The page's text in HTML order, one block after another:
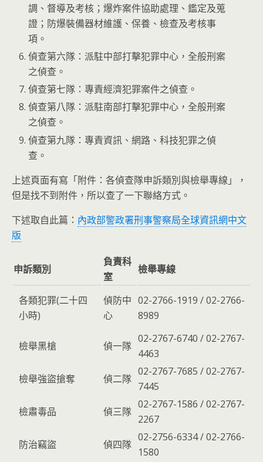
調、督導及考核；爆炸案件協助處理、鑑定及蒐
證；防爆裝備器材維護、保養、檢查及考核事
項。
偵查第六隊：派駐中部打擊犯罪中心，全般刑案
之偵查。
偵查第七隊：專責經濟犯罪案件之偵查。
偵查第八隊：派駐南部打擊犯罪中心，全般刑案
之偵查。
偵查第九隊：專責資訊、網路、科技犯罪之偵
查。
上述頁面有寫「附件：各偵查隊申訴類別與檢舉專線」，
但是找不到附件，所以查了一下聯絡方式。
下述取自此篇： 內政部警政署刑事警察局全球資訊網中文
版
申訴類別
負責科
室
檢舉專線
各類犯罪(二十四
小時)
偵防中
心
02-2766-1919 / 02-2766-
8989
檢舉黑槍 偵一隊
02-2767-6740 / 02-2767-
4463
檢舉強盜搶奪
偵二隊
02-2767-7685 / 02-2767-
7445
檢肅毒品
偵三隊
02-2767-1586 / 02-2767-
2267
防治竊盜
偵四隊
02-2756-6334 / 02-2766-
1580